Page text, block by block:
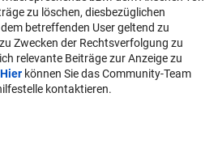
zu löschen, diesbezüglichen
betreffenden User geltend zu
Zwecken der Rechtsverfolgung zu
relevante Beiträge zur Anzeige zu
Hier können Sie das Community-Team
kontaktieren.